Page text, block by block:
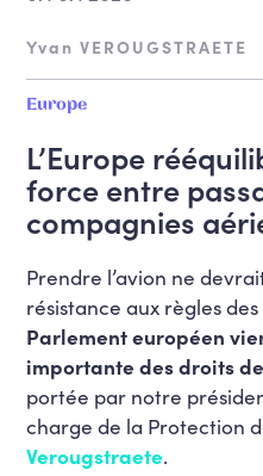
Europe
Yvan VEROUGSTRAETE
L’Europe
force entre
compagnies
Prendre l’avion ne
résistance aux règles
Parlement européen
importante des droits
portée par notre
charge de la Protection
Verougstraete.